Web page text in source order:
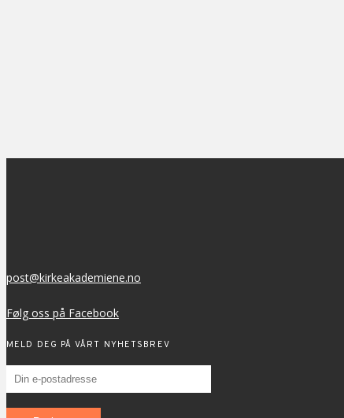
post@kirkeakademiene.no
Følg oss på Facebook
MELD DEG PÅ VÅRT NYHETSBREV